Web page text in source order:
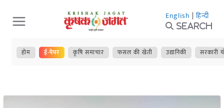
Skip
to
content
English | हिन्दी
Search
होम ई-पेपर कृषि समाचार फसल की खेती उद्यानिकी सरकारी